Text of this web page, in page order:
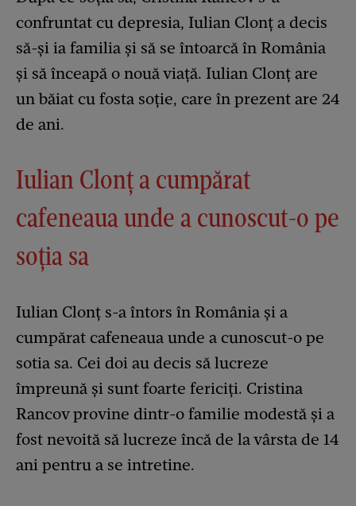
confruntat cu depresia, Iulian Clonț a decis
să-și ia familia și să se întoarcă în România
și să înceapă o nouă viață. Iulian Clonț are
un băiat cu fosta soție, care în prezent are 24
de ani.
Iulian Clonț a cumpărat
cafeneaua unde a cunoscut-o pe
soția sa
Iulian Clonț s-a întors în România și a
cumpărat cafeneaua unde a cunoscut-o pe
sotia sa. Cei doi au decis să lucreze
împreună și sunt foarte fericiți. Cristina
Rancov provine dintr-o familie modestă și a
fost nevoită să lucreze încă de la vârsta de 14
ani pentru a se intretine.